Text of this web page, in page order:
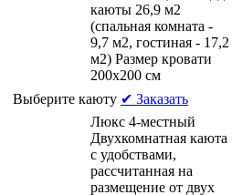
каюты 26,9 м2
(спальная комната -
9,7 м2, гостиная - 17,2
м2) Размер кровати
200х200 см
Выберите каюту ✔ Заказать
Люкс 4-местный
Двухкомнатная каюта
с удобствами,
рассчитанная на
размещение от двух